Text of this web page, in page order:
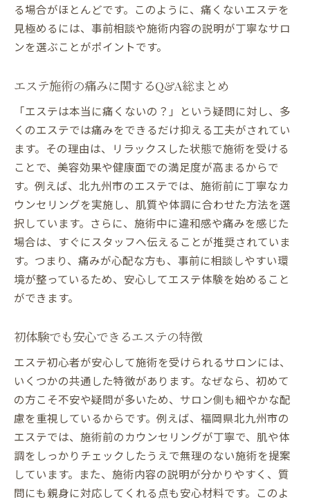
る場合がほとんどです。このように、痛くないエステを
見極めるには、事前相談や施術内容の説明が丁寧なサロ
ンを選ぶことがポイントです。
エステ施術の痛みに関するQ&A総まとめ
「エステは本当に痛くないの？」という疑問に対し、多
くのエステでは痛みをできるだけ抑える工夫がされてい
ます。その理由は、リラックスした状態で施術を受ける
ことで、美容効果や健康面での満足度が高まるからで
す。例えば、北九州市のエステでは、施術前に丁寧なカ
ウンセリングを実施し、肌質や体調に合わせた方法を選
択しています。さらに、施術中に違和感や痛みを感じた
場合は、すぐにスタッフへ伝えることが推奨されていま
す。つまり、痛みが心配な方も、事前に相談しやすい環
境が整っているため、安心してエステ体験を始めること
ができます。
初体験でも安心できるエステの特徴
エステ初心者が安心して施術を受けられるサロンには、
いくつかの共通した特徴があります。なぜなら、初めて
の方こそ不安や疑問が多いため、サロン側も細やかな配
慮を重視しているからです。例えば、福岡県北九州市の
エステでは、施術前のカウンセリングが丁寧で、肌や体
調をしっかりチェックしたうえで無理のない施術を提案
しています。また、施術内容の説明が分かりやすく、質
問にも親身に対応してくれる点も安心材料です。このよ